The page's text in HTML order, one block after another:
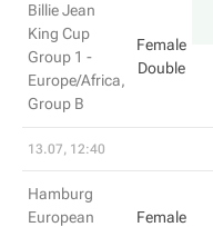
Billie Jean
King Cup
Group 1 -
Europe/Africa,
Group B
Female
Double
13.07, 12:40
Hamburg
European
Female